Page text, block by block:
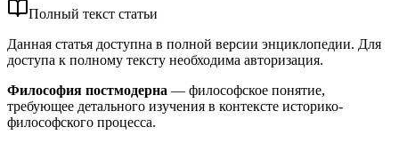
Полный текст статьи
Данная статья доступна в полной версии энциклопедии. Для
доступа к полному тексту необходима авторизация.
Философия постмодерна — философское понятие,
требующее детального изучения в контексте историко-
философского процесса.